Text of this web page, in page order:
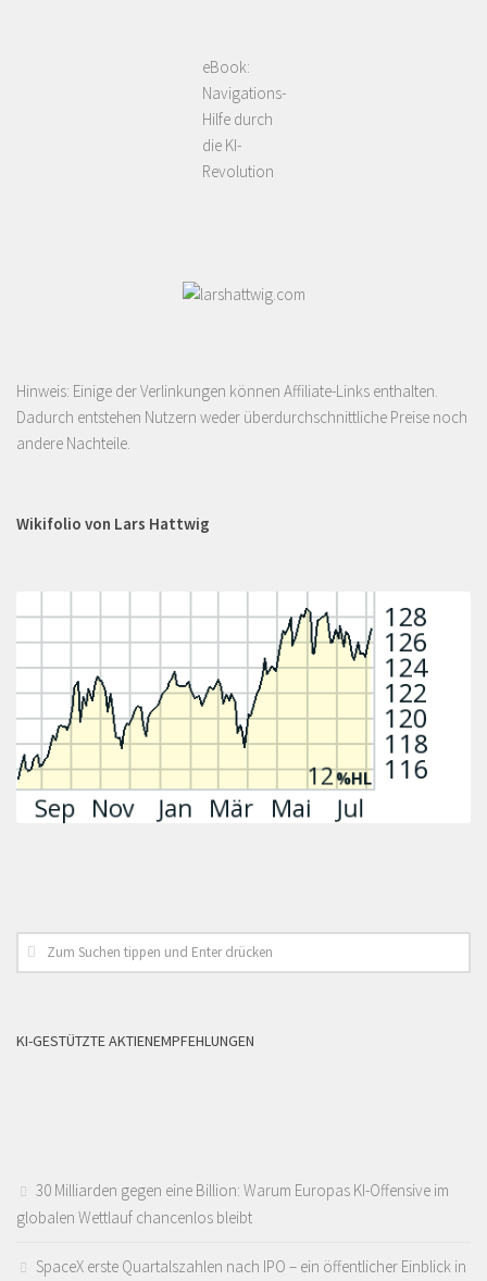
eBook:
Navigations-
Hilfe durch
die KI-
Revolution
Hinweis: Einige der Verlinkungen können Affiliate-Links enthalten.
Dadurch entstehen Nutzern weder überdurchschnittliche Preise noch
andere Nachteile.
Wikifolio von Lars Hattwig
KI-GESTÜTZTE AKTIENEMPFEHLUNGEN
30 Milliarden gegen eine Billion: Warum Europas KI-Offensive im
globalen Wettlauf chancenlos bleibt
SpaceX erste Quartalszahlen nach IPO – ein öffentlicher Einblick in